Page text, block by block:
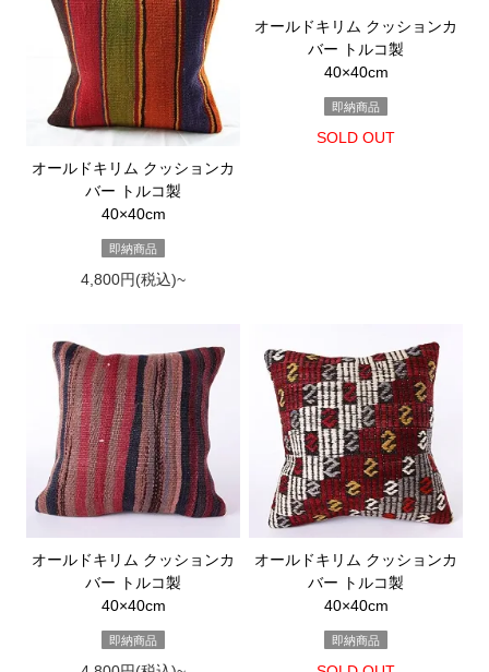
オールドキリム クッションカ
バー トルコ製
40×40cm
即納商品
4,800円(税込)~
オールドキリム クッションカ
バー トルコ製
40×40cm
即納商品
SOLD OUT
オールドキリム クッションカ
バー トルコ製
40×40cm
即納商品
オールドキリム クッションカ
バー トルコ製
40×40cm
即納商品